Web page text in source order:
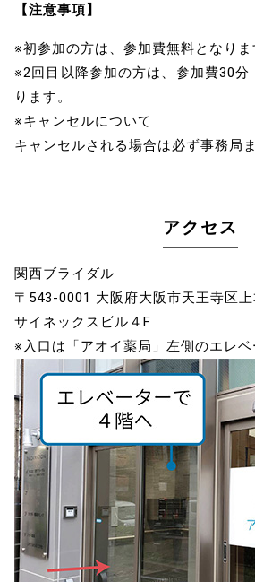
【注意事項】
※初参加の方は、参加費無料となりま
※2回目以降参加の方は、参加費30
ります。
※キャンセルについて
キャンセルされる場合は必ず事務局
アクセス
関西ブライダル
〒543-0001 大阪府大阪市天王寺区
サイネックスビル４F
※入口は「アオイ薬局」左側のエレベ